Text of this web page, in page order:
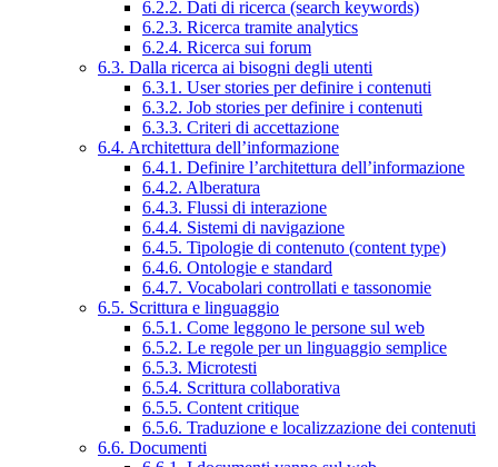
6.2.2. Dati di ricerca (search keywords)
6.2.3. Ricerca tramite analytics
6.2.4. Ricerca sui forum
6.3. Dalla ricerca ai bisogni degli utenti
6.3.1. User stories per definire i contenuti
6.3.2. Job stories per definire i contenuti
6.3.3. Criteri di accettazione
6.4. Architettura dell’informazione
6.4.1. Definire l’architettura dell’informazione
6.4.2. Alberatura
6.4.3. Flussi di interazione
6.4.4. Sistemi di navigazione
6.4.5. Tipologie di contenuto (content type)
6.4.6. Ontologie e standard
6.4.7. Vocabolari controllati e tassonomie
6.5. Scrittura e linguaggio
6.5.1. Come leggono le persone sul web
6.5.2. Le regole per un linguaggio semplice
6.5.3. Microtesti
6.5.4. Scrittura collaborativa
6.5.5. Content critique
6.5.6. Traduzione e localizzazione dei contenuti
6.6. Documenti